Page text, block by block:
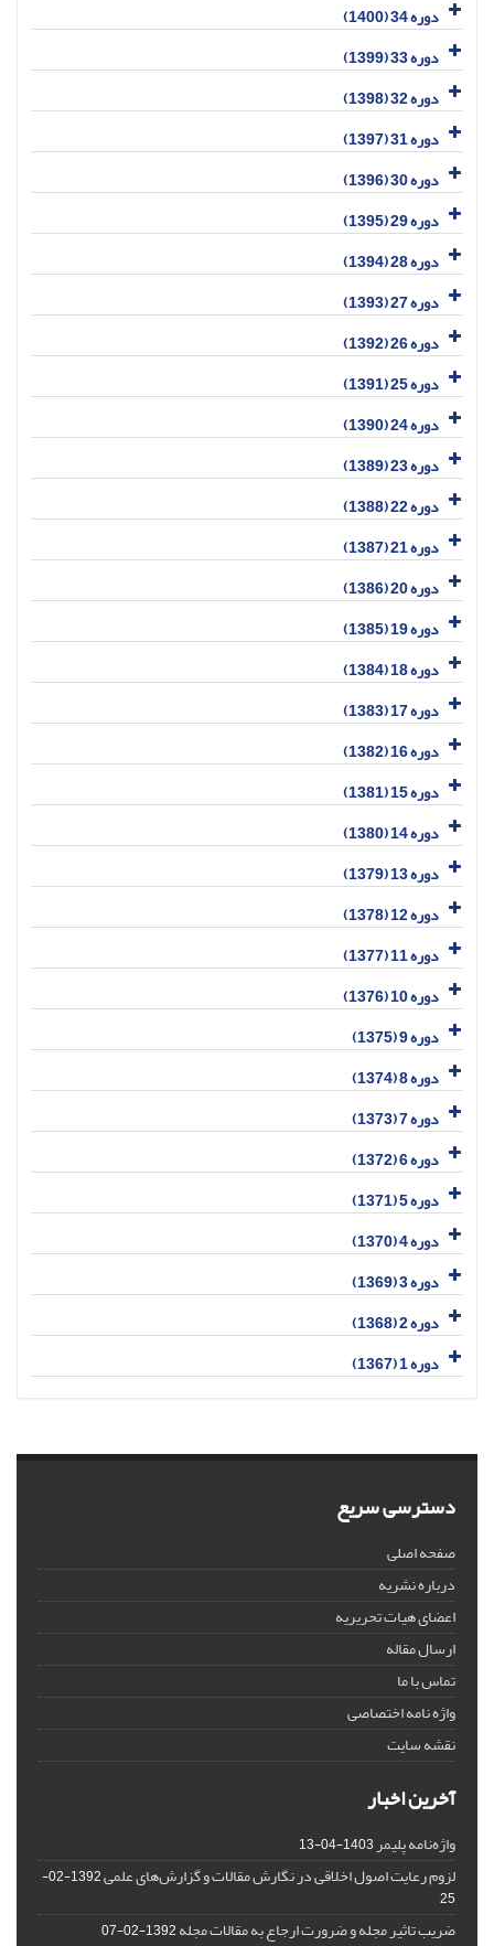
دوره 34 (1400)
دوره 33 (1399)
دوره 32 (1398)
دوره 31 (1397)
دوره 30 (1396)
دوره 29 (1395)
دوره 28 (1394)
دوره 27 (1393)
دوره 26 (1392)
دوره 25 (1391)
دوره 24 (1390)
دوره 23 (1389)
دوره 22 (1388)
دوره 21 (1387)
دوره 20 (1386)
دوره 19 (1385)
دوره 18 (1384)
دوره 17 (1383)
دوره 16 (1382)
دوره 15 (1381)
دوره 14 (1380)
دوره 13 (1379)
دوره 12 (1378)
دوره 11 (1377)
دوره 10 (1376)
دوره 9 (1375)
دوره 8 (1374)
دوره 7 (1373)
دوره 6 (1372)
دوره 5 (1371)
دوره 4 (1370)
دوره 3 (1369)
دوره 2 (1368)
دوره 1 (1367)
دسترسی سریع
صفحه اصلی
درباره نشریه
اعضای هیات تحریریه
ارسال مقاله
تماس با ما
واژه نامه اختصاصی
نقشه سایت
آخرین اخبار
واژه‌نامه پلیمر1403-04-13
لزوم رعایت اصول اخلاقی در نگارش مقالات و گزارش‌‌های علمی
1392-02-
25
ضریب تاثیر مجله و ضرورت ارجاع به مقالات مجله1392-02-07